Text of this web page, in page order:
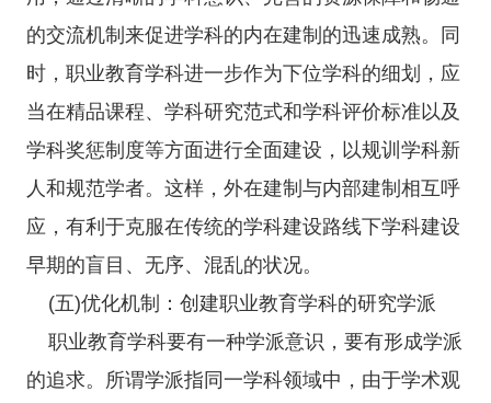
的交流机制来促进学科的内在建制的迅速成熟。同
时，职业教育学科进一步作为下位学科的细划，应
当在精品课程、学科研究范式和学科评价标准以及
学科奖惩制度等方面进行全面建设，以规训学科新
人和规范学者。这样，外在建制与内部建制相互呼
应，有利于克服在传统的学科建设路线下学科建设
早期的盲目、无序、混乱的状况。
(五)优化机制：创建职业教育学科的研究学派
职业教育学科要有一种学派意识，要有形成学派
的追求。所谓学派指同一学科领域中，由于学术观